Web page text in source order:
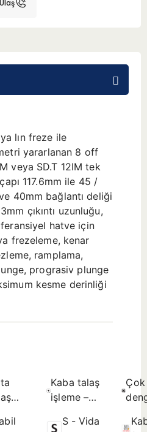
Adaptörler
Aksesuarlar
lın freze ile
yararlanan 8 off
veya SD.T 12IM tek
117.6mm ile 45 /
40mm bağlantı deliği
çıkıntı uzunluğu,
hatve için
frezeleme, kenar
ramplama,
prograsiv plunge
kesme derinliği
Kaba talaş
işleme –
yüzey
Çok
S - Vida